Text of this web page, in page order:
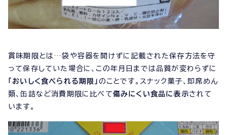
賞味期限とは…袋や容器を開けずに記載された保存方法を守
って保存していた場合に、この年月日までは品質が変わらずに
「おいしく食べられる期限」 のことです。スナック菓子、即席めん
類、缶詰など消費期限に比べて傷みにくい食品に表示されて
います。